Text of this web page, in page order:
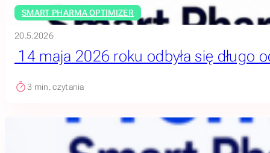
SMART PHARMA OPTIMIZER
20.5.2026
14 maja 2026 roku odbyła się długo
3 min. czytania